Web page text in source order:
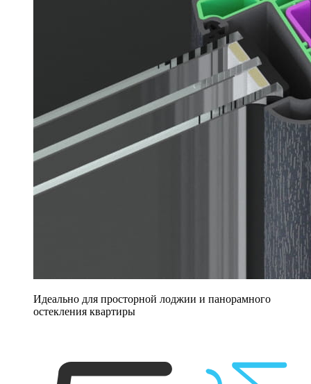
Идеально для просторной лоджии и панорамного
остекления квартиры